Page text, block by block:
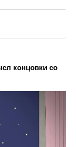
концовки со